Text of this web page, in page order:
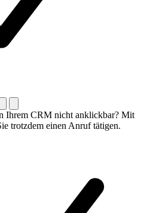
Ihrem CRM nicht anklickbar? Mit
trotzdem einen Anruf tätigen.